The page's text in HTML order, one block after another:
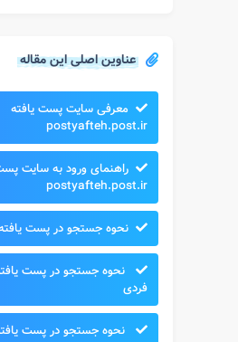
عناوین اصلی این مقاله
معرفی سایت پست یافته
postyafteh.post.ir
راهنمای ورود به سایت
postyafteh.post.ir
نحوه جستجو در پست
نحوه جستجو در پست
فردی
نحوه جستجو در پست